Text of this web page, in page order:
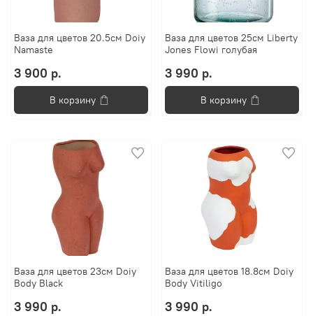
Ваза для цветов 20.5см Doiy
Namaste
3 900 р.
В корзину
Ваза для цветов 25см Liberty
Jones Flowi голубая
3 990 р.
В корзину
Ваза для цветов 23см Doiy
Body Black
3 990 р.
Ваза для цветов 18.8см Doiy
Body Vitiligo
3 990 р.